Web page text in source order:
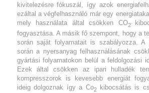
kivitelezésre fókuszál, így azok
ezáltal a végfelhasználó már egy
mely használata által csökken CO2
fogyasztása. A másik fő szempont, hogy a
során saját folyamatait is szabályozza. A
során a nyersanyag felhasználásának
gyártási folyamatokon belül a feldolgozási
Ezek által csökken az ipari hulladék
kompresszorok is kevesebb energiát
ideig dolgoznak így a Co2kibocsátás is